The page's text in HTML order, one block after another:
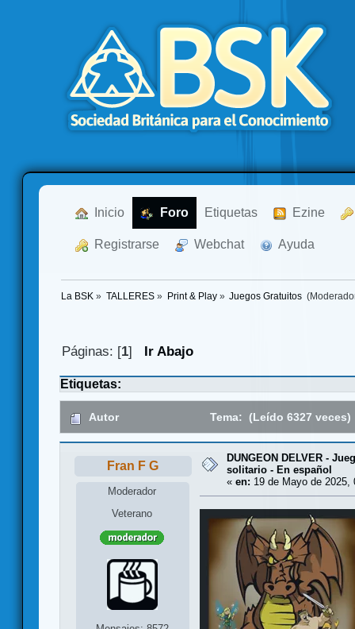
Inicio Foro Etiquetas Ezine
Registrarse Webchat Ayuda
La BSK » TALLERES» Print & Play» Juegos Gratuitos
Páginas: [1] Ir Abajo
Etiquetas:
Autor Tema: (Leído 6327 veces)
Fran F G
Moderador
Veterano
DUNGEON DELVER -
solitario - En español
« en: 19 de Mayo de 2025,